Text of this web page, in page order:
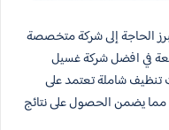
الحاجة إلى شركة متخصصة
في افضل شركة غسيل
شاملة تعتمد على
مما يضمن الحصول على نتائج